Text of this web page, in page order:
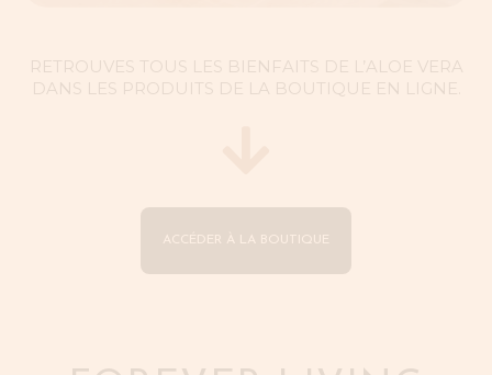
RETROUVES TOUS LES BIENFAITS DE L’ALOE VERA
DANS LES PRODUITS DE LA BOUTIQUE EN LIGNE.
ACCÉDER À LA BOUTIQUE